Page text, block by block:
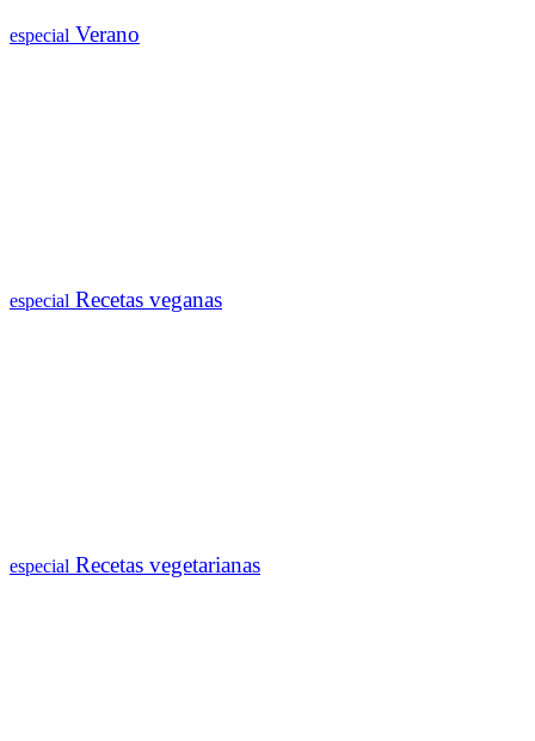
especial Verano
especial Recetas veganas
especial Recetas vegetarianas